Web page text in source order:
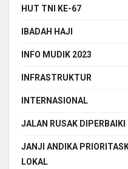
HUT TNI KE-67
IBADAH HAJI
INFO MUDIK 2023
INFRASTRUKTUR
INTERNASIONAL
JALAN RUSAK DIPERBAIKI
JANJI ANDIKA
LOKAL